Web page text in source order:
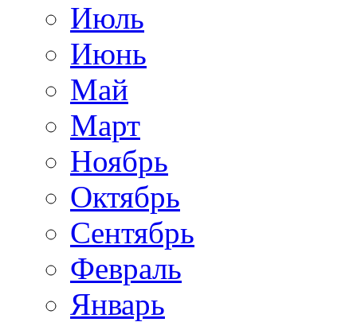
Июль
Июнь
Май
Март
Ноябрь
Октябрь
Сентябрь
Февраль
Январь